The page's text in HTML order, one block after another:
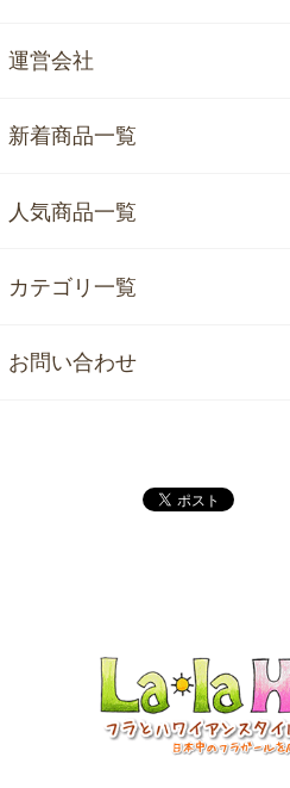
運営会社
新着商品一覧
人気商品一覧
カテゴリ一覧
お問い合わせ